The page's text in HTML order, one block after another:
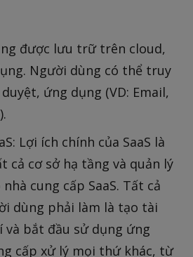
được lưu trữ trên cloud,
Người dùng có thể truy
ứng dụng (VD: Email,
Lợi ích chính của SaaS là
cả cơ sở hạ tầng và quản lý
cung cấp SaaS. Tất cả
dùng phải làm là tạo tài
và bắt đầu sử dụng ứng
cấp xử lý mọi thứ khác, từ